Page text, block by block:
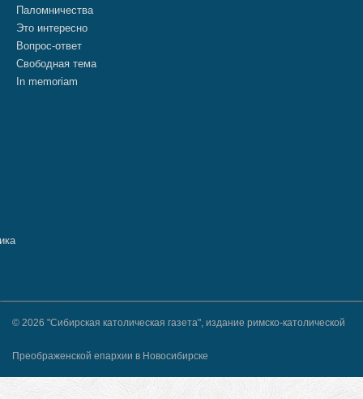
Паломничества
Это интересно
Вопрос-ответ
Свободная тема
In memoriam
© 2026 "Сибирская католическая газета", издание римско-католической
Преображенской епархии в Новосибирске